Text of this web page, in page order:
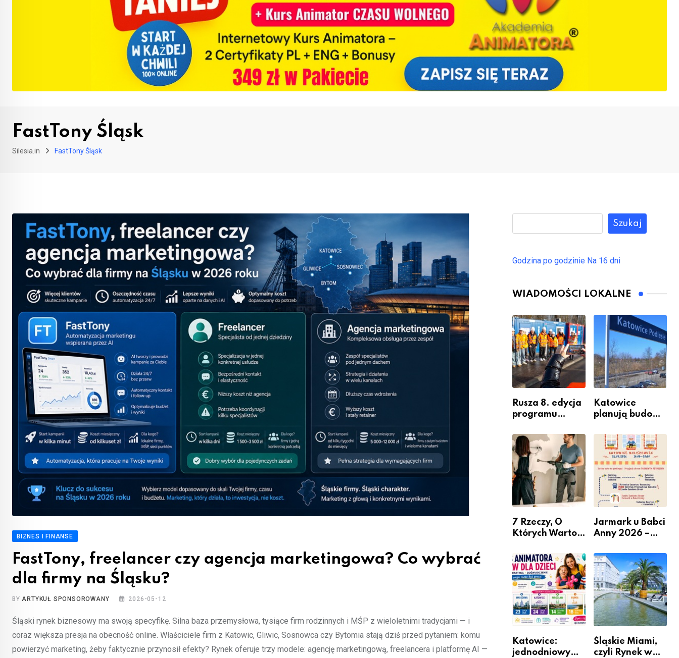
FastTony Śląsk
Silesia.in FastTony Śląsk
BIZNES I FINANSE
FastTony, freelancer czy agencja marketingowa? Co wybrać
dla firmy na Śląsku?
BYARTYKUŁ SPONSOROWANY 2026-05-12
Śląski rynek biznesowy ma swoją specyfikę. Silna baza przemysłowa, tysiące firm rodzinnych i MŚP z wieloletnimi tradycjami — i
coraz większa presja na obecność online. Właściciele firm z Katowic, Gliwic, Sosnowca czy Bytomia stają dziś przed pytaniem: komu
powierzyć marketing, żeby faktycznie przynosił efekty? Rynek oferuje trzy modele: agencję marketingową, freelancera i platformę AI —
Szukaj
Godzina po godzinie Na 16 dni
WIADOMOŚCI LOKALNE
Rusza 8. edycja
programu
Miastem
Fachowców” –
nabór dla
przedsiębiorców
Katowice
planują budowę
przesiadkoweg
o w Podlesiu
7 Rzeczy, O
Których Warto
Remontem
Mieszkania
Jarmark u Babci
Anny 2026 –
Katowice:
jednodniowy
Śląskie Miami,
czyli Rynek w